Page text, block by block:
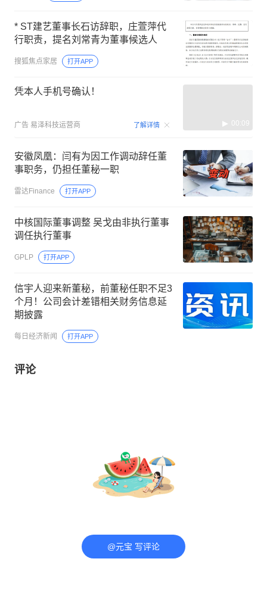
* ST建艺董事长石访辞职，庄萱萍代
行职责，提名刘常青为董事候选人
搜狐焦点家居 打开APP
凭本人手机号确认！
广告 易泽科技运营商 了解详情 00:09
安徽凤凰：闫有为因工作调动辞任董
事职务，仍担任董秘一职
雷达Finance 打开APP
中核国际董事调整 吴戈由非执行董事
调任执行董事
GPLP 打开APP
信宇人迎来新董秘，前董秘任职不足3
个月！公司会计差错相关财务信息延
期披露
每日经济新闻 打开APP
评论
@元宝 写评论